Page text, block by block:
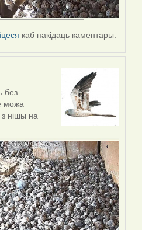
каб пакідаць каментары.
без
можа
нішы на